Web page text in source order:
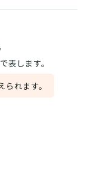
表します。
れます。